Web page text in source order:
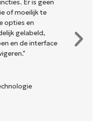
Er is geen
of moeilijk te
opties en
gelabeld,
en de interface